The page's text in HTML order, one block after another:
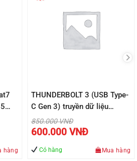
hàng
THUNDERBOLT 3 (USB Type-
C Gen 3) truyền dữ liệu
40Gbps, xuất hình ảnh
5K60Hz, sạc 100W, dài 0.5-
850.000VNĐ
Giá
gốc
là:
600.000 VNĐ
là:
600.000
Có hàng Mua hàng